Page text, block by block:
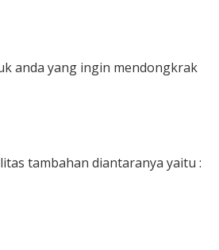
anda yang ingin mendongkrak
tambahan diantaranya yaitu :